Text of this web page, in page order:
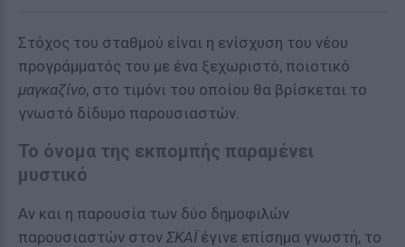
Στόχος του σταθμού είναι η ενίσχυση του νέου
προγράμματός του με ένα ξεχωριστό, ποιοτικό
μαγκαζίνο, στο τιμόνι του οποίου θα βρίσκεται το
γνωστό δίδυμο παρουσιαστών.
Το όνομα της εκπομπής παραμένει
μυστικό
Αν και η παρουσία των δύο δημοφιλών
παρουσιαστών στον ΣΚΑΪ έγινε επίσημα γνωστή, το